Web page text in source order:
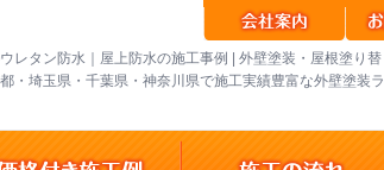
レタン防水｜屋上防水の施工事例 | 外壁塗装・屋根塗り替
・埼玉県・千葉県・神奈川県で施工実績豊富な外壁塗装ラ